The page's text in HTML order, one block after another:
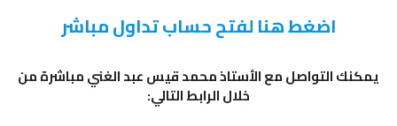
اضغط هنا لفتح حساب تداول مباشر
يمكنك التواصل مع الأستاذ محمد قيس عبد الغني مباشرة من
خلال الرابط التالي: